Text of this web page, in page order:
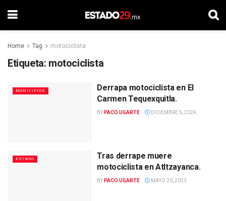
Home Tag motociclista
Etiqueta: motociclista
MUNICIPIOS
Derrapa motociclista en El
Carmen Tequexquitla.
BY PACO UGARTE DICIEMBRE 5, 2024
ESTADO
Tras derrape muere
motociclista en Atltzayanca.
BY PACO UGARTE MAYO 20, 2023